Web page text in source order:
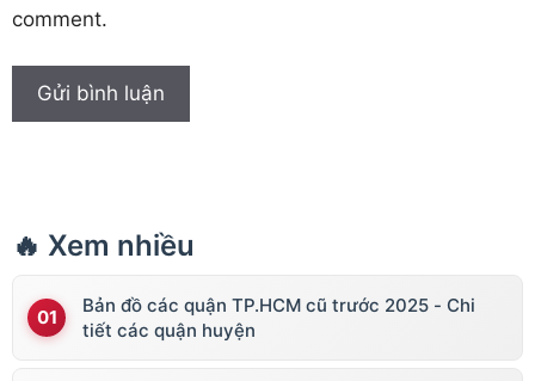
comment.
🔥 Xem nhiều
Bản đồ các quận TP.HCM cũ trước 2025 - Chi
tiết các quận huyện